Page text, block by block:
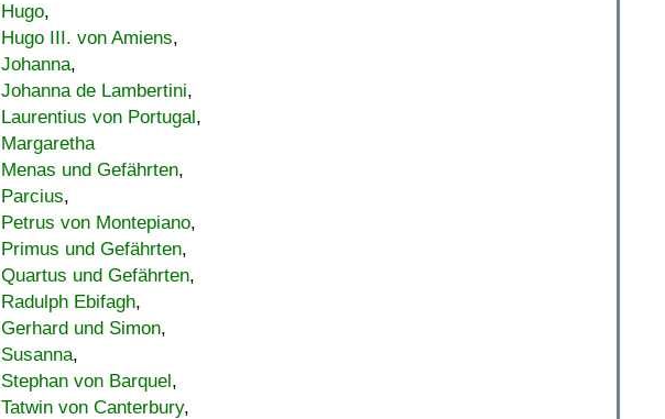
Hugo,
Hugo III. von Amiens,
Johanna,
Johanna de Lambertini,
Laurentius von Portugal,
Margaretha
Menas und Gefährten,
Parcius,
Petrus von Montepiano,
Primus und Gefährten,
Quartus und Gefährten,
Radulph Ebifagh,
Gerhard und Simon,
Susanna,
Stephan von Barquel,
Tatwin von Canterbury,